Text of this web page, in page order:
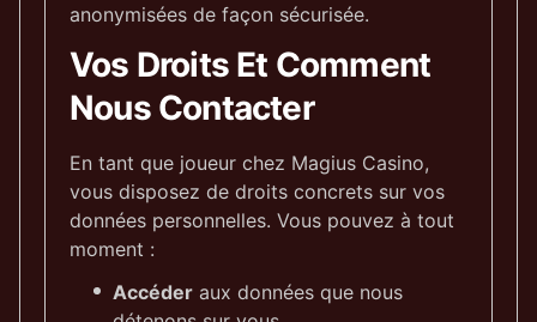
anonymisées de façon sécurisée.
Vos Droits Et Comment
Nous Contacter
En tant que joueur chez Magius Casino,
vous disposez de droits concrets sur vos
données personnelles. Vous pouvez à tout
moment :
Accéder aux données que nous